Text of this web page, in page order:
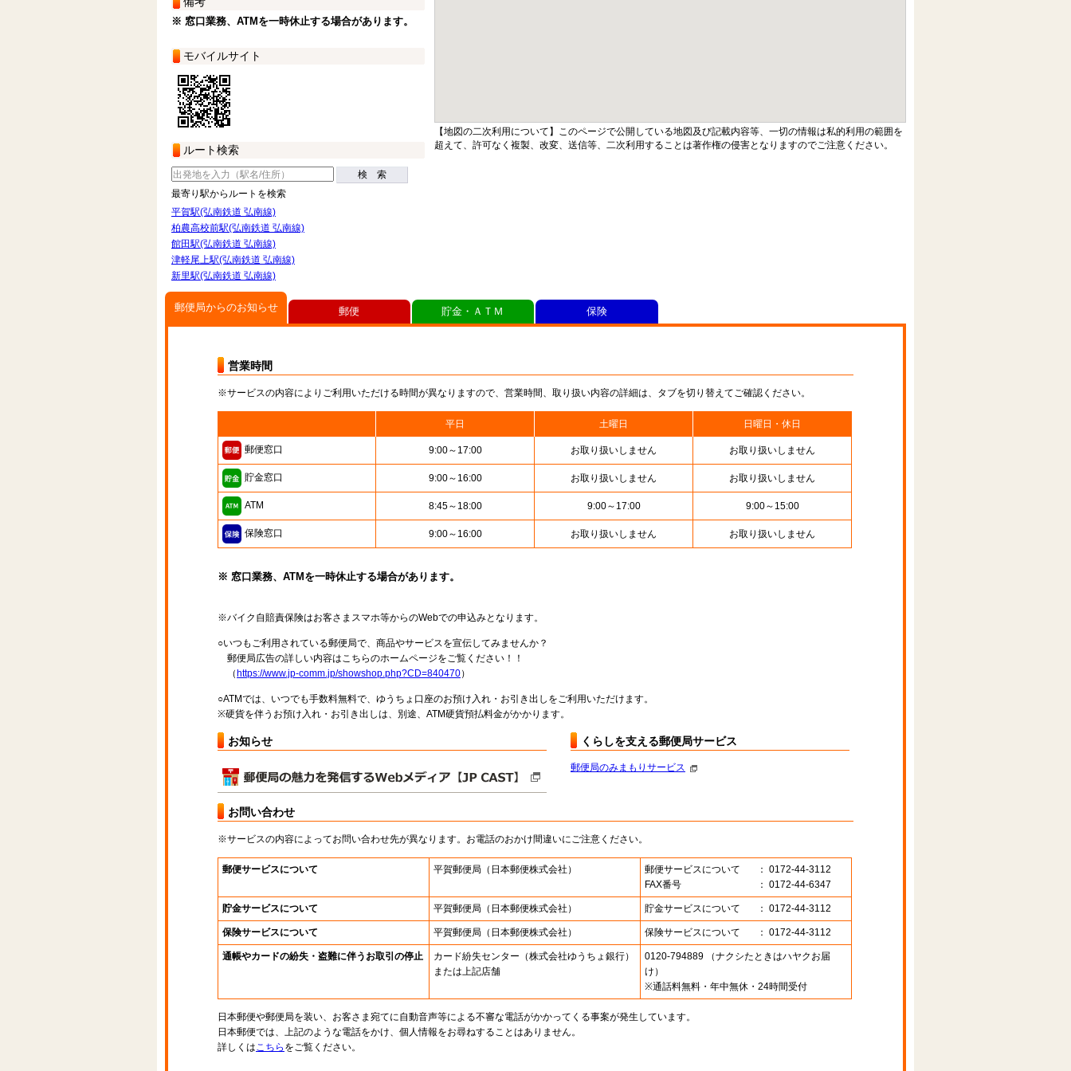
※ 窓口業務、ATMを一時休止する場合があります。
モバイルサイト
ルート検索
検 索
最寄り駅からルートを検索
平賀駅(弘南鉄道 弘南線)
柏農高校前駅(弘南鉄道 弘南線)
館田駅(弘南鉄道 弘南線)
津軽尾上駅(弘南鉄道 弘南線)
新里駅(弘南鉄道 弘南線)
【地図の二次利用について】このページで公開している地図及び記載内容等、一切の情報は私的利用の範囲を
超えて、許可なく複製、改変、送信等、二次利用することは著作権の侵害となりますのでご注意ください。
郵便局からのお知らせ
営業時間
※サービスの内容によりご利用いただける時間が異なりますので、営業時間、取り扱い内容の詳細は、タブを切り替えてご確認ください。
平日 土曜日 日曜日・休日
郵便窓口 9:00～17:00 お取り扱いしません お取り扱いしません
貯金窓口 9:00～16:00 お取り扱いしません お取り扱いしません
ATM 8:45～18:00 9:00～17:00 9:00～15:00
保険窓口 9:00～16:00 お取り扱いしません お取り扱いしません
※ 窓口業務、ATMを一時休止する場合があります。
※バイク自賠責保険はお客さまスマホ等からのWebでの申込みとなります。
○いつもご利用されている郵便局で、商品やサービスを宣伝してみませんか？
郵便局広告の詳しい内容はこちらのホームページをご覧ください！！
（ https://www.jp-comm.jp/showshop.php?CD=840470）
○ATMでは、いつでも手数料無料で、ゆうちょ口座のお預け入れ・お引き出しをご利用いただけます。
※硬貨を伴うお預け入れ・お引き出しは、別途、ATM硬貨預払料金がかかります。
お知らせ くらしを支える郵便局サービス
郵便局のみまもりサービス
お問い合わせ
※サービスの内容によってお問い合わせ先が異なります。お電話のおかけ間違いにご注意ください。
郵便サービスについて 平賀郵便局 （日本郵便株式会社） 郵便サービスについて
： 0172-44-3112
FAX番号
： 0172-44-6347
貯金サービスについて 平賀郵便局 （日本郵便株式会社） 貯金サービスについて ： 0172-44-3112
保険サービスについて 平賀郵便局 （日本郵便株式会社） 保険サービスについて ： 0172-44-3112
通帳やカードの紛失・盗難に伴うお取引の停止 カード紛失センター （株式会社ゆうちょ銀行）
または上記店舗
0120-794889 （ナクシたときはハヤクお届
け）
※通話料無料・年中無休・24時間受付
日本郵便や郵便局を装い、お客さま宛てに自動音声等による不審な電話がかかってくる事案が発生しています。
日本郵便では、上記のような電話をかけ、個人情報をお尋ねすることはありません。
詳しくはこちら をご覧ください。
郵便 貯金・ＡＴＭ 保険